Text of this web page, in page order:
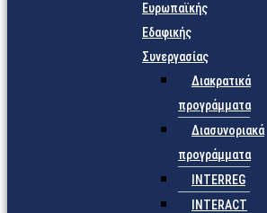
Ευρωπαϊκής
Εδαφικής
Συνεργασίας
Διακρατικά
προγράμματα
Διασυνοριακά
προγράμματα
INTERREG
INTERACT